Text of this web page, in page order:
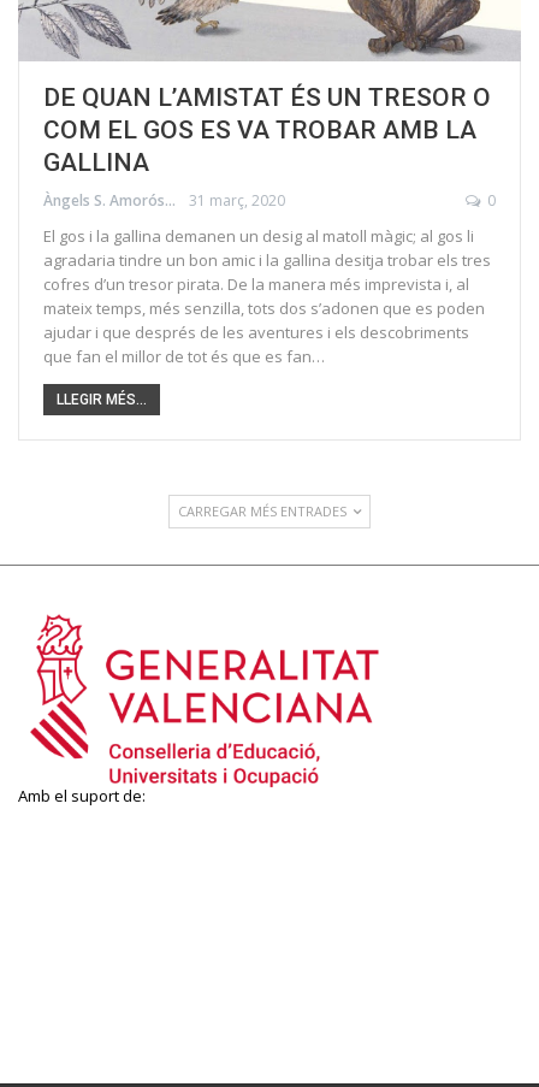
DE QUAN L’AMISTAT ÉS UN TRESOR O
COM EL GOS ES VA TROBAR AMB LA
GALLINA
Àngels S. Amorós 31 març, 2020 0
El gos i la gallina demanen un desig al matoll màgic; al gos li
agradaria tindre un bon amic i la gallina desitja trobar els tres
cofres d’un tresor pirata. De la manera més imprevista i, al
mateix temps, més senzilla, tots dos s’adonen que es poden
ajudar i que després de les aventures i els descobriments
que fan el millor de tot és que es fan…
LLEGIR MÉS...
CARREGAR MÉS ENTRADES
Amb el suport de: